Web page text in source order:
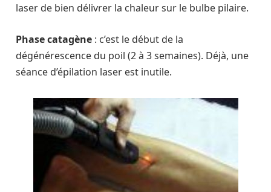
laser de bien délivrer la chaleur sur le bulbe pilaire.
Phase catagène : c’est le début de la
dégénérescence du poil (2 à 3 semaines). Déjà, une
séance d’épilation laser est inutile.